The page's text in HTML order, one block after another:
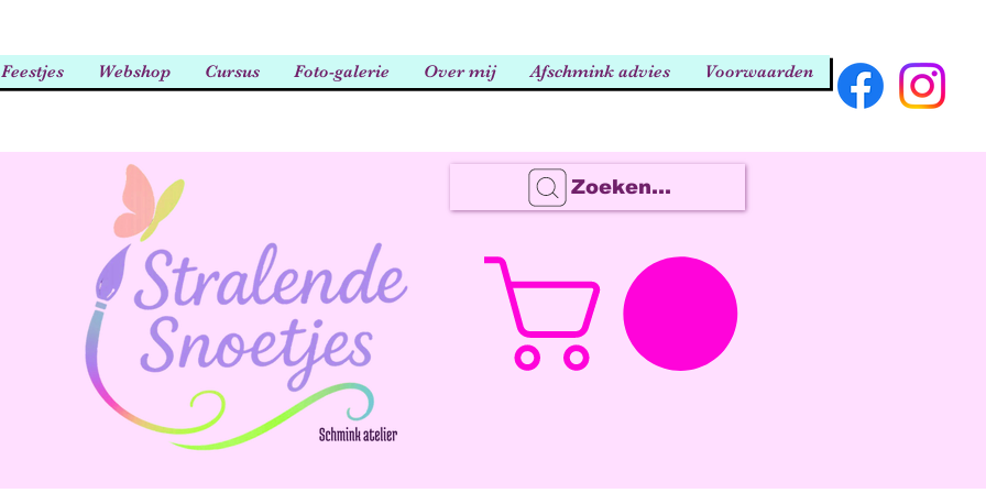
Feestjes Webshop Cursus Foto-galerie Over mij Afschmink advies Voorwaarden
Zoeken...